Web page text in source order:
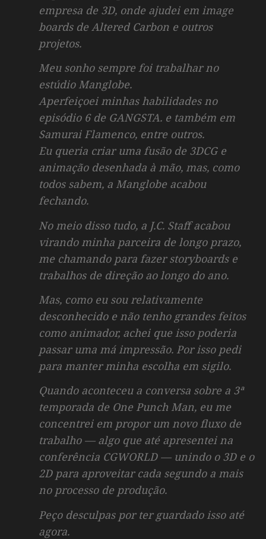
empresa de 3D, onde ajudei em image
boardsde Altered Carbon e outros
projetos.
Meu sonho sempre foi trabalhar no
estúdio Manglobe.
Aperfeiçoei minhas habilidades no
episódio 6 de GANGSTA. e também em
Samurai Flamenco, entre outros.
Eu queria criar uma fusão de 3DCG e
animação desenhada à mão, mas, como
todos sabem, a Manglobe acabou
fechando.
No meio disso tudo, a J.C. Staff acabou
virando minha parceira de longo prazo,
me chamando para fazerstoryboardse
trabalhos de direção ao longo do ano.
Mas, como eu sou relativamente
desconhecido e não tenho grandes feitos
como animador, achei que isso poderia
passar uma má impressão. Por isso pedi
para manter minha escolha em sigilo.
Quando aconteceu a conversa sobre a 3ª
temporada de One Punch Man, eu me
concentrei em propor um novo fluxo de
trabalho — algo que até apresentei na
conferência CGWORLD — unindo o 3D e o
2D para aproveitar cada segundo a mais
no processo de produção.
Peço desculpas por ter guardado isso até
agora.